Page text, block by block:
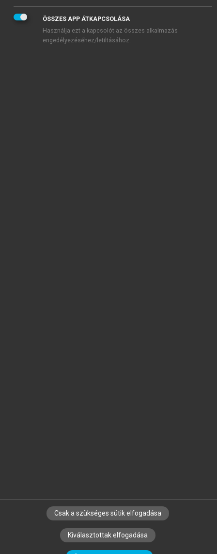
SZERZŐKNEK CÉGEKNEK KÖNYVTÁROSOKNAK
SZERKESZTÉSI ÉS LEKTORÁLÁSI ALAPELVEK
ÖSSZES APP ÁTKAPCSOLÁSA
Használja ezt a kapcsolót az összes alkalmazás
engedélyezéséhez/letiltásához.
Csak a szükséges sütik elfogadása
Kiválasztottak elfogadása